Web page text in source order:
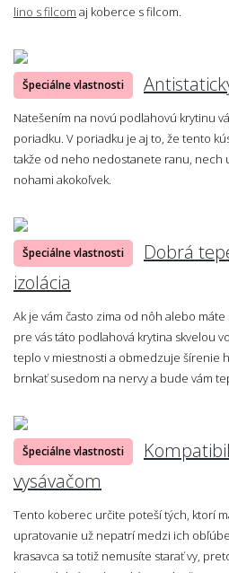
lino s filcom aj koberce s filcom.
Špeciálne vlastnosti
Natešením na novú podlahovú krytinu
poriadku. V poriadku je aj to, že tento
takže od neho nedostanete ranu, nech
nohami akokoľvek.
Špeciálne vlastnosti
Dobrá
izolácia
Ak je vám často zima od nôh alebo
pre vás táto podlahová krytina skvelou
teplo v miestnosti a obmedzuje šírenie
brnkať susedom na nervy a bude vám
Špeciálne vlastnosti
vysávačom
Tento koberec určite poteší tých, ktorí
upratovanie už nepatrí medzi ich
krasavca sa totiž nemusíte starať vy,